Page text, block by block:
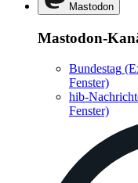
Mastodon
Mastodon-
Bundestag
Fenster)
hib-
Fenster)